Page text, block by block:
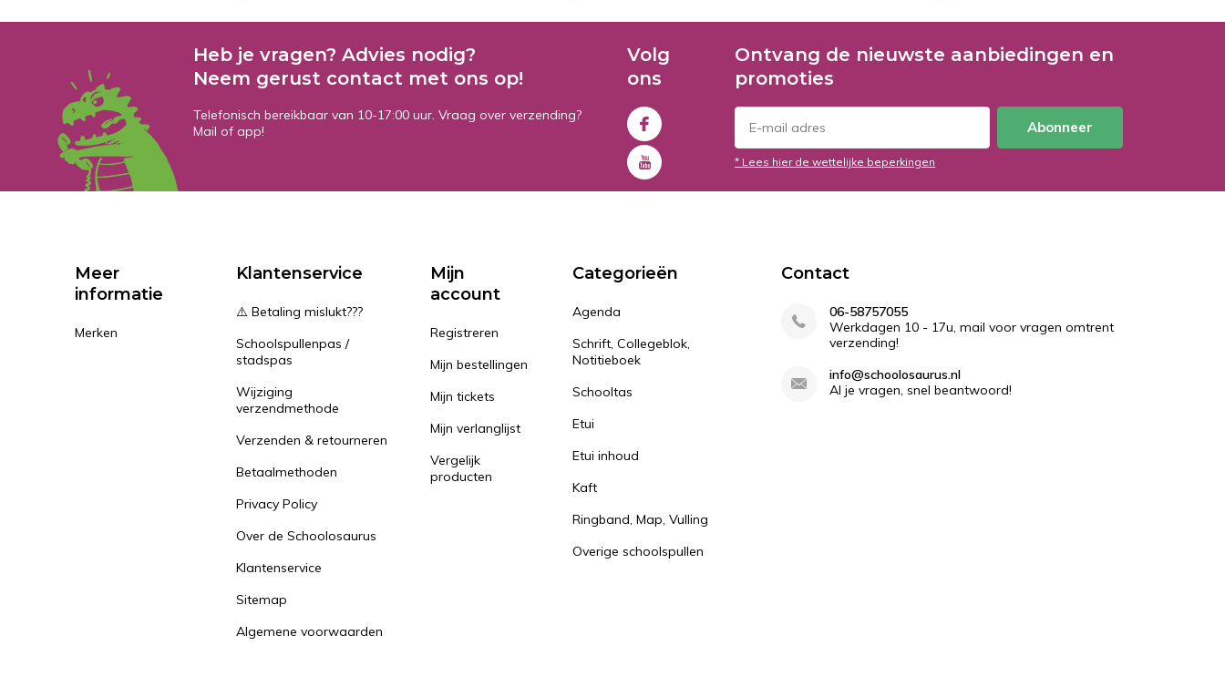
Heb je vragen? Advies nodig?
Neem gerust contact met ons op!
Telefonisch bereikbaar van 10-17:00 uur. Vraag over verzending?
Mail of app!
Volg
ons
Ontvang de nieuwste aanbiedingen en
promoties
Abonneer
* Lees hier de wettelijke beperkingen
Meer
informatie
Merken
Klantenservice
⚠️ Betaling mislukt???
Schoolspullenpas /
stadspas
Wijziging
verzendmethode
Verzenden & retourneren
Betaalmethoden
Privacy Policy
Over de Schoolosaurus
Klantenservice
Sitemap
Algemene voorwaarden
Mijn
account
Registreren
Mijn bestellingen
Mijn tickets
Mijn verlanglijst
Vergelijk
producten
Categorieën
Agenda
Schrift, Collegeblok,
Notitieboek
Schooltas
Etui
Etui inhoud
Kaft
Ringband, Map, Vulling
Overige schoolspullen
Contact
06-58757055
Werkdagen 10 - 17u, mail voor vragen omtrent
verzending!
info@schoolosaurus.nl
Al je vragen, snel beantwoord!